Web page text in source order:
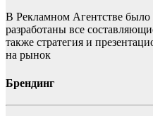
В Рекламном Агентстве было
разработаны все
также стратегия и
на рынок
Брендинг